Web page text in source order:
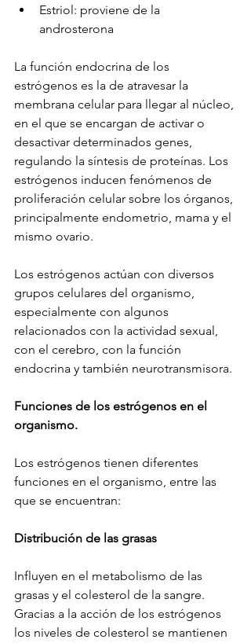
Estriol: proviene de la
androsterona
La función endocrina de los
estrógenos es la de atravesar la
membrana celular para llegar al núcleo,
en el que se encargan de activar o
desactivar determinados genes,
regulando la síntesis de proteínas. Los
estrógenos inducen fenómenos de
proliferación celular sobre los órganos,
principalmente endometrio, mama y el
mismo ovario.
Los estrógenos actúan con diversos
grupos celulares del organismo,
especialmente con algunos
relacionados con la actividad sexual,
con el cerebro, con la función
endocrina y también neurotransmisora.
Funciones de los estrógenos en el
organismo.
Los estrógenos tienen diferentes
funciones en el organismo, entre las
que se encuentran:
Distribución de las grasas
Influyen en el metabolismo de las
grasas y el colesterol de la sangre.
Gracias a la acción de los estrógenos
los niveles de colesterol se mantienen